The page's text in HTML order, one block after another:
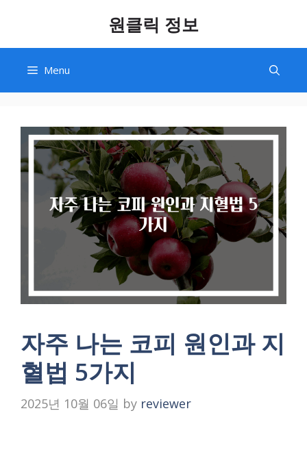
content
원클릭 정보
Menu
자주 나는 코피 원인과 지
혈법 5가지
2025년 10월 06일 by reviewer